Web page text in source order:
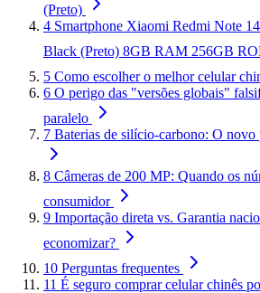
(Preto)
4 Smartphone Xiaomi Redmi Note
Black (Preto) 8GB RAM 256GB
5 Como escolher o melhor celular
6 O perigo das "versões globais"
paralelo
7 Baterias de silício-carbono: O novo
8 Câmeras de 200 MP: Quando os
consumidor
9 Importação direta vs. Garantia
economizar?
10 Perguntas frequentes
11 É seguro comprar celular chinês